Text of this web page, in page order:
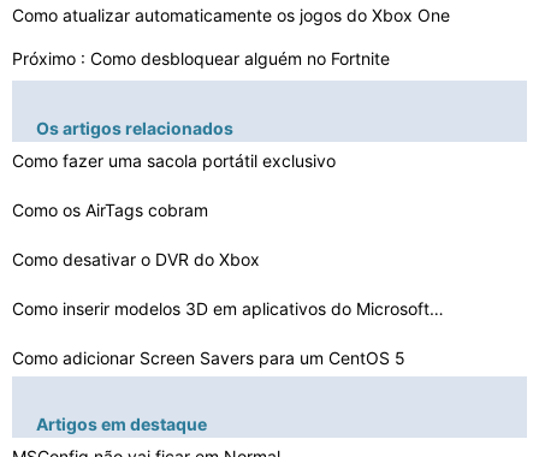
Como atualizar automaticamente os jogos do Xbox One
Próximo : Como desbloquear alguém no Fortnite
Os artigos relacionados
Como fazer uma sacola portátil exclusivo
Como os AirTags cobram
Como desativar o DVR do Xbox
Como inserir modelos 3D em aplicativos do Microsoft Off…
Como adicionar Screen Savers para um CentOS 5
Artigos em destaque